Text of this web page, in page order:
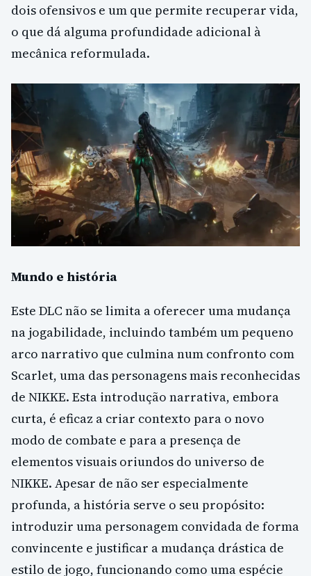
dois ofensivos e um que permite recuperar vida,
o que dá alguma profundidade adicional à
mecânica reformulada.
Mundo e história
Este DLC não se limita a oferecer uma mudança
na jogabilidade, incluindo também um pequeno
arco narrativo que culmina num confronto com
Scarlet, uma das personagens mais reconhecidas
de NIKKE. Esta introdução narrativa, embora
curta, é eficaz a criar contexto para o novo
modo de combate e para a presença de
elementos visuais oriundos do universo de
NIKKE. Apesar de não ser especialmente
profunda, a história serve o seu propósito:
introduzir uma personagem convidada de forma
convincente e justificar a mudança drástica de
estilo de jogo, funcionando como uma espécie